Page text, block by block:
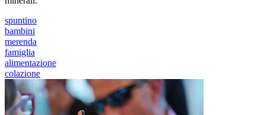
spuntino
bambini
merenda
famiglia
alimentazione
colazione